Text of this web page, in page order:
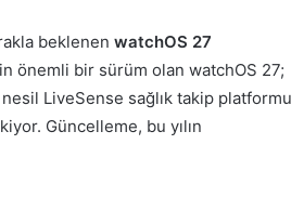
beklenen watchOS 27
önemli bir sürüm olan watchOS 27;
LiveSense sağlık takip platformu
Güncelleme, bu yılın